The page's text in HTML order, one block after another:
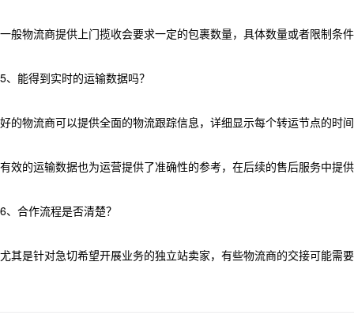
一般物流商提供上门揽收会要求一定的包裹数量，具体数量或者限制条
5、能得到实时的运输数据吗？
好的物流商可以提供全面的物流跟踪信息，详细显示每个转运节点的时
有效的运输数据也为运营提供了准确性的参考，在后续的售后服务中提
6、合作流程是否清楚？
尤其是针对急切希望开展业务的独立站卖家，有些物流商的交接可能需